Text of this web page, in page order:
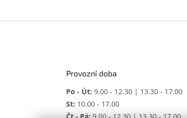
Provozní doba
Po - Út: 9.00 - 12.30 | 13.30 - 17.00
St: 10.00 - 17.00
Čt - Pá:9.00 - 12.30 | 13.30 - 17.00